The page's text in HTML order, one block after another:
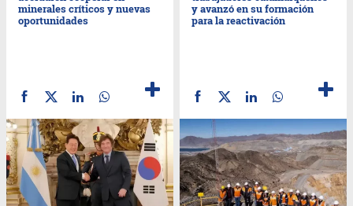
minerales críticos y nuevas
oportunidades
y avanzó en su formación
para la reactivación